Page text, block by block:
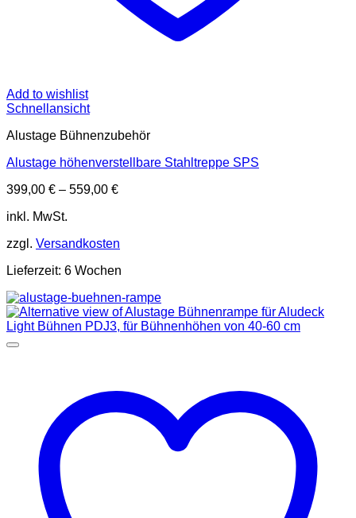
Add to wishlist
Schnellansicht
Alustage Bühnenzubehör
Alustage höhenverstellbare Stahltreppe SPS
399,00 € – 559,00 €
inkl. MwSt.
zzgl. Versandkosten
Lieferzeit: 6 Wochen